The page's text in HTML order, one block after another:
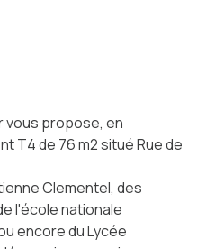
vous propose, en
T4 de 76 m2 situé Rue de
Clementel, des
l'école nationale
encore du Lycée